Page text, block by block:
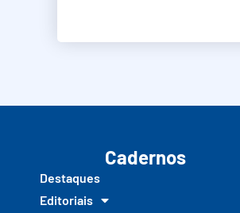
Cadernos
Destaques
Editoriais